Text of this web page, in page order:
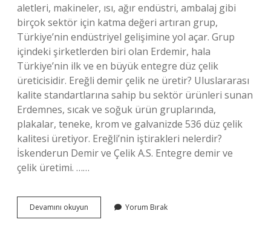
aletleri, makineler, ısı, ağır endüstri, ambalaj gibi
birçok sektör için katma değeri artıran grup,
Türkiye’nin endüstriyel gelişimine yol açar. Grup
içindeki şirketlerden biri olan Erdemir, hala
Türkiye’nin ilk ve en büyük entegre düz çelik
üreticisidir. Ereğli demir çelik ne üretir? Uluslararası
kalite standartlarına sahip bu sektör ürünleri sunan
Erdemnes, sıcak ve soğuk ürün gruplarında,
plakalar, teneke, krom ve galvanizde 536 düz çelik
kalitesi üretiyor. Ereğli’nin iştirakleri nelerdir?
İskenderun Demir ve Çelik A.S. Entegre demir ve
çelik üretimi. ……
Devamını okuyun
Demir
Yorum Bırak